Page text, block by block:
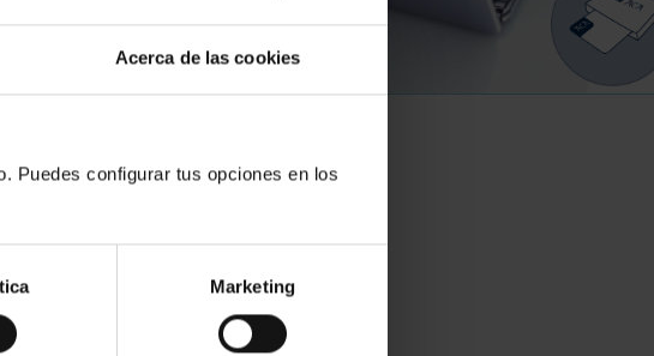
Acerca de las cookies
Puedes configurar tus opciones en los
Marketing
con ACA Plus